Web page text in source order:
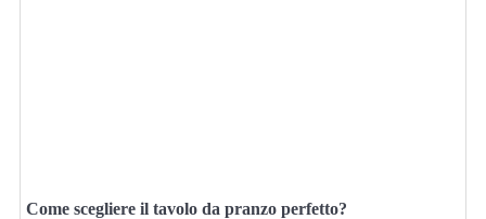
Come scegliere il tavolo da pranzo perfetto?